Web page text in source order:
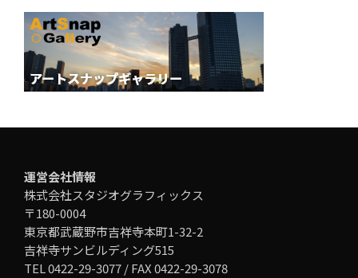
運営会社情報
株式会社スタジオグラフィックス
〒180-0004
東京都武蔵野市吉祥寺本町1-32-2
吉祥寺サンビルディング515
TEL 0422-29-3077 / FAX 0422-29-3078